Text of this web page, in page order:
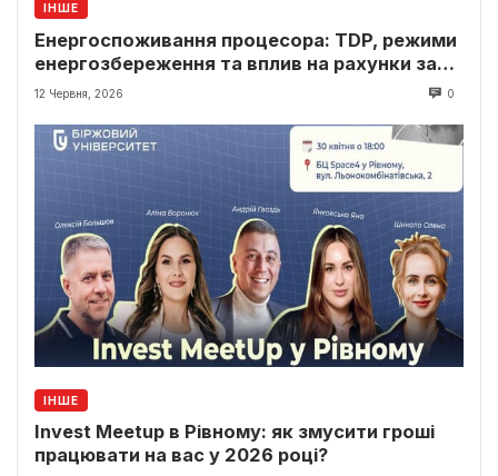
ІНШЕ
Енергоспоживання процесора: TDP, режими
енергозбереження та вплив на рахунки за
світло
12 Червня, 2026 0
ІНШЕ
Invest Meetup в Рівному: як змусити гроші
працювати на вас у 2026 році?